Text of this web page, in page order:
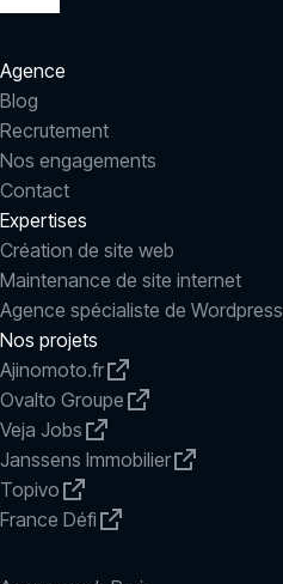
Agence
Blog
Recrutement
Nos engagements
Contact
Expertises
Création de site web
Maintenance de site internet
Agence spécialiste de Wordpress
Nos projets
Ajinomoto.fr
Ovalto Groupe
Veja Jobs
Janssens Immobilier
Topivo
France Défi